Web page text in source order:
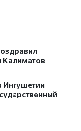
Калиматов
Ингушетии